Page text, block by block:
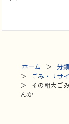
ホーム
分
ごみ・リサ
その粗大ご
んか